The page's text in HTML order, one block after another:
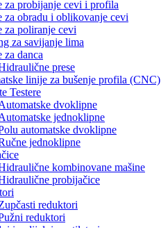
za probijanje cevi i profila
za obradu i oblikovanje cevi
za poliranje cevi
za savijanje lima
za danca
prese
linije za bušenje profila (CNC)
Testere
dvoklipne
jednoklipne
automatske dvoklipne
jednoklipne
kombinovane mašine
probijačice
reduktori
reduktori